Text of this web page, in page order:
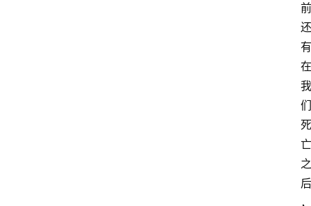
前
还
有
在
我
们
死
亡
之
后
，